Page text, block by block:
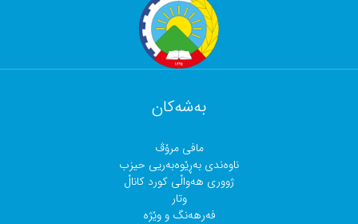
بەشەکان
مافی مرۆڤ
ناوەندی بەڕێوەبەریی حیزب
ژووری هەواڵی کورد کاناڵ
وتار
فەرهەنگ و وێژە